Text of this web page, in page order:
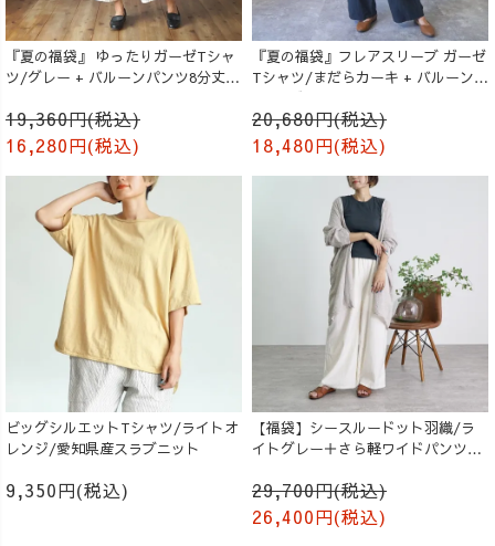
『夏の福袋』 ゆったりガーゼTシャ
ツ/グレー + バルーンパンツ8分丈/
19,360円(税込)
16,280円(税込)
『夏の福袋』フレアスリーブ ガーゼ
Tシャツ/まだらカーキ + バルーンパ
ンツ/ブラック
20,680円(税込)
18,480円(税込)
ビッグシルエットTシャツ/ライトオ
レンジ/愛知県産スラブニット
9,350円(税込)
【福袋】シースルードット羽織/ラ
イトグレー＋さら軽ワイドパンツ/
29,700円(税込)
26,400円(税込)